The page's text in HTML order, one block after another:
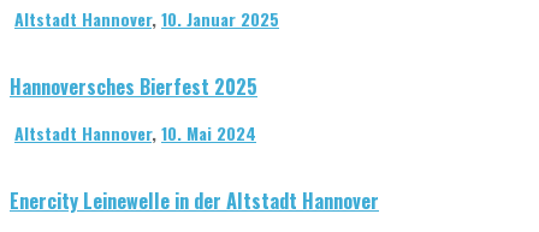
Altstadt Hannover,10. Januar 2025
Hannoversches Bierfest 2025
Altstadt Hannover,10. Mai 2024
Enercity Leinewelle in der Altstadt Hannover